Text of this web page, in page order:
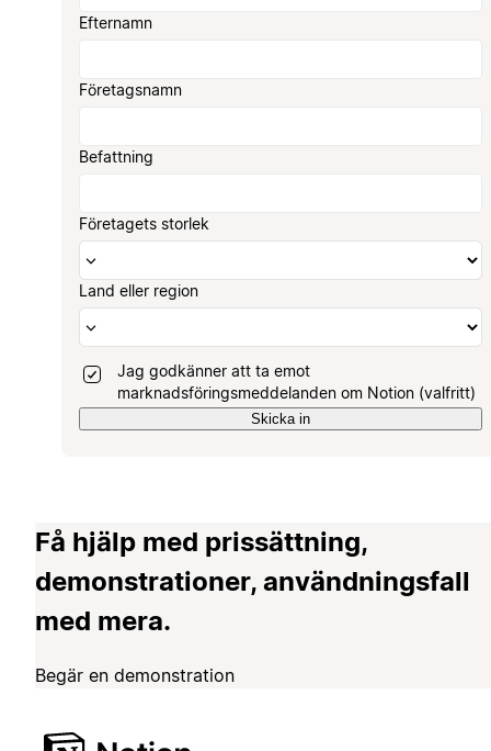
Efternamn
Företagsnamn
Befattning
Företagets storlek
Land eller region
Jag godkänner att ta emot
marknadsföringsmeddelanden om Notion (valfritt)
Skicka in
Få hjälp med prissättning,
demonstrationer, användningsfall
med mera.
Begär en demonstration